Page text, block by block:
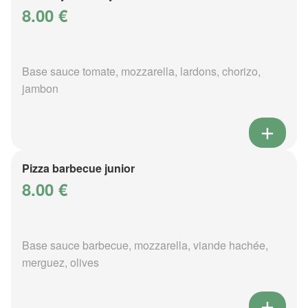
8.00 €
Base sauce tomate, mozzarella, lardons, chorizo,
jambon
Pizza barbecue junior
8.00 €
Base sauce barbecue, mozzarella, viande hachée,
merguez, olives